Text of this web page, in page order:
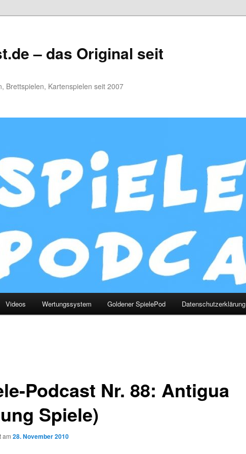
– das Original seit
Brettspielen, Kartenspielen seit 2007
Videos Wertungssystem Goldener SpielePod Datenschutzerklärung
Podcast Nr. 88: Antigua
Spiele)
am 28. November 2010